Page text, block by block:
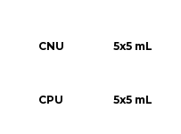
CNU 5x5 mL
CPU 5x5 mL